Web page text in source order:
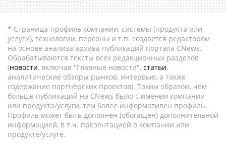
* Страница-профиль компании, системы (продукта или
услуги), технологии, персоны и т.п. создается редактором
на основе анализа архива публикаций портала CNews.
Обрабатываются тексты всех редакционных разделов
(новости, включая "Главные новости", статьи,
аналитические обзоры рынков, интервью, а также
содержание партнёрских проектов). Таким образом, чем
больше публикаций на CNews было с именем компании
или продукта/услуги, тем более информативен профиль.
Профиль может быть дополнен (обогащен) дополнительной
информацией, в т.ч. презентацией о компании или
продукте/услуге.